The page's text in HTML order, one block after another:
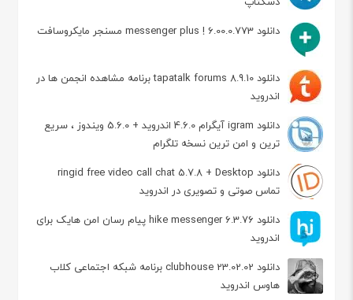
دانلود messenger plus ! 6.00.0.773 مسنجر مایکروسافت
دانلود tapatalk forums 8.9.10 برنامه مشاهده انجمن ها در
اندروید
دانلود igram آیگرام 4.6.0 اندروید + 5.6.0 ویندوز ، سریع
ترین و امن ترین نسخه تلگرام
دانلود ringid free video call chat 5.7.8 + Desktop
تماس صوتی و تصویری در اندروید
دانلود hike messenger 6.3.76 پیام‌ رسان‌ امن هایک برای
اندروید
دانلود clubhouse 23.02.02 برنامه شبکه اجتماعی کلاب
هاوس اندروید